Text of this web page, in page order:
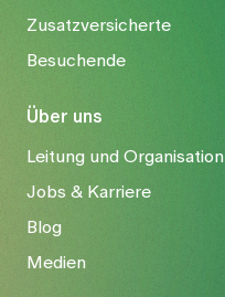
Zusatzversicherte
Besuchende
Über uns
Leitung und Organisation
Jobs & Karriere
Blog
Medien